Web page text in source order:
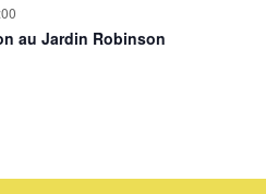
au Jardin Robinson